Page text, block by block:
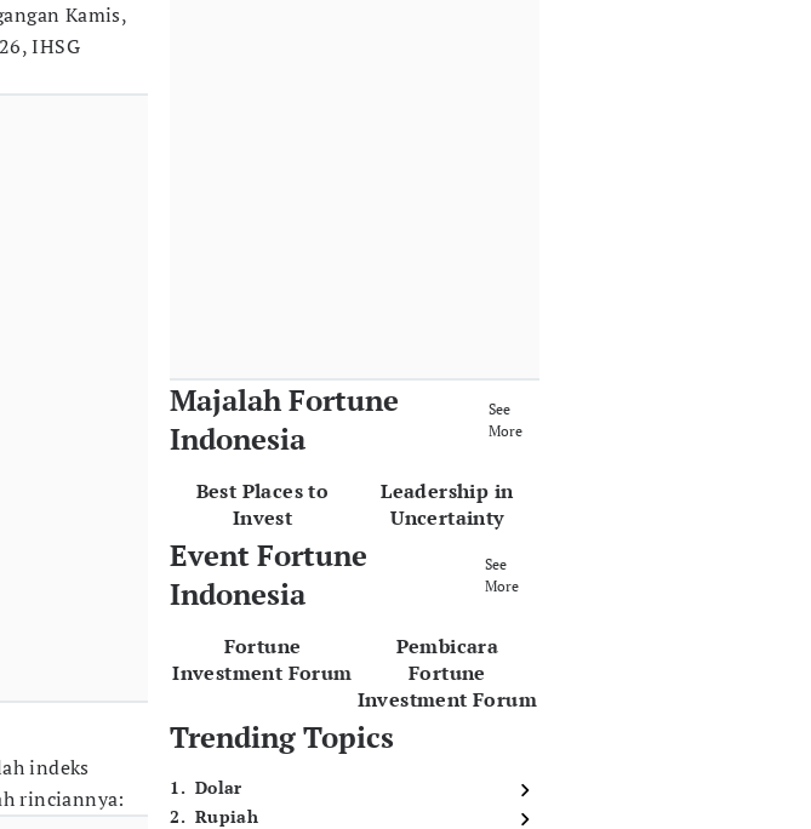
Kamis,
IHSG
indeks
rinciannya:
Majalah Fortune
Indonesia
See
More
Best Places to
Invest
Leadership in
Uncertainty
Event Fortune
Indonesia
See
More
Fortune
Investment Forum
Pembicara
Fortune
Investment Forum
Trending Topics
1. Dolar
2. Rupiah